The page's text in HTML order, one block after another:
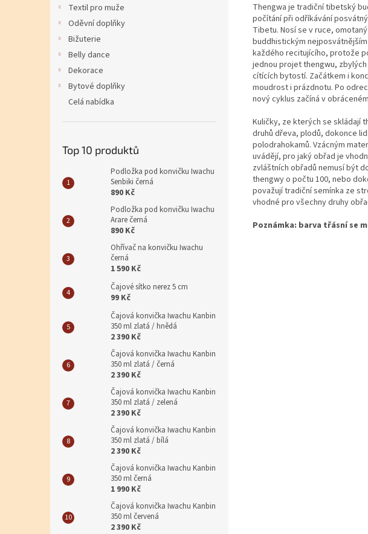
Textil pro muže
Oděvní doplňky
Bižuterie
Belly dance
Dekorace
Bytové doplňky
Celá nabídka
Top 10 produktů
Podložka pod konvičku Iwachu
Senbiki černá
890 Kč
Podložka pod konvičku Iwachu
Arare černá
890 Kč
Ohřívač na konvičku Iwachu
černá
1 590 Kč
Čajové sítko nerez 5 cm
99 Kč
Čajová konvička Iwachu Kanbin
350 ml zlatá / hnědá
2 390 Kč
Čajová konvička Iwachu Kanbin
350 ml zlatá / černá
2 390 Kč
Čajová konvička Iwachu Kanbin
350 ml zlatá / zelená
2 390 Kč
Čajová konvička Iwachu Kanbin
350 ml zlatá / bílá
2 390 Kč
Čajová konvička Iwachu Kanbin
350 ml černá
1 990 Kč
Čajová konvička Iwachu Kanbin
350 ml červená
2 390 Kč
Thengwa je tradiční tibetský
počítání při odříkávání
Tibetu. Nosí se v ruce,
buddhistickým
každého recitujícího, protože
jednou projet thengwu,
cítících bytostí. Začátkem i
moudrost i prázdnotu. Po
nový cyklus začíná v
Kuličky, ze kterých se skládají
druhů dřeva, plodů, dokonce
polodrahokamů. Vzácným
uvádějí, pro jaký obřad je
zvláštních obřadů nemusí být
thengwy o počtu 100, nebo
považují tradiční semínka ze
vhodné pro všechny druhy
Poznámka: barva třásní se